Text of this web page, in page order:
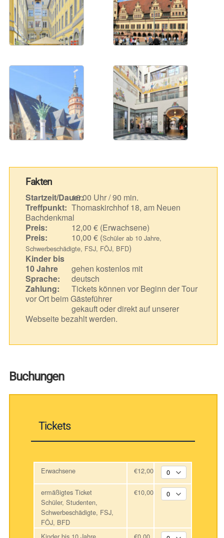
Fakten
Startzeit/Dauer:16.00 Uhr / 90 min.
Treffpunkt: Thomaskirchhof 18, am Neuen
Bachdenkmal
Preis:
12,00 € (Erwachsene)
Preis:
10,00 € (Schüler ab 10 Jahre,
Schwerbeschädigte, FSJ, FÖJ, BFD)
Kinder bis
10 Jahre
gehen kostenlos mit
Sprache:
deutsch
Zahlung:
Tickets können vor Beginn der Tour
vor Ort beim Gästeführer
gekauft oder direkt auf unserer
Webseite bezahlt werden.
Buchungen
Tickets
Erwachsene €12,00
ermäßigtes Ticket
Schüler, Studenten,
Schwerbeschädigte, FSJ,
FÖJ, BFD
€10,00